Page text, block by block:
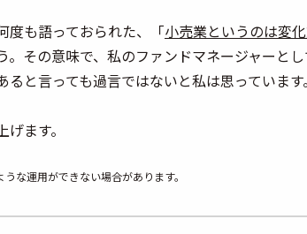
度も語っておられた、「小売業というのは変
。その意味で、私のファンドマネージャーと
と言っても過言ではないと私は思っています
ます。
な運用ができない場合があります。